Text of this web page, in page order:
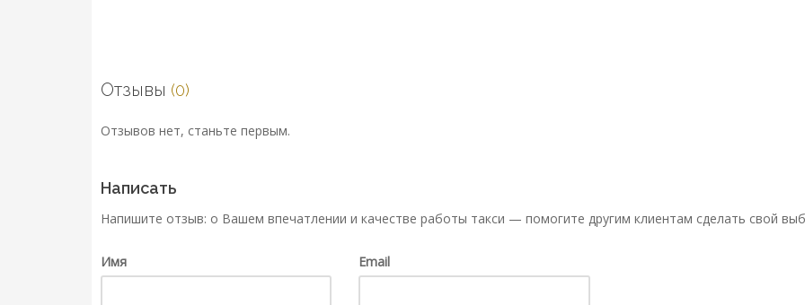
Отзывы (0)
Отзывов нет, станьте первым.
Написать
Напишите отзыв: о Вашем впечатлении и качестве работы такси — помогите другим клиентам сделать свой
Имя Email